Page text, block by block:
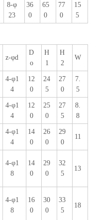
8-φ
23
36
0
65
0
77
0
15
5
z-φd
D
o
H
1
H
2
W
4-φ1
4
12
0
24
5
27
0
7.
5
4-φ1
4
12
0
25
0
27
5
8.
8
4-φ1
4
14
0
26
0
29
0
11
4-φ1
8
14
0
29
0
32
5
13
4-φ1
8
16
0
30
0
33
5
18